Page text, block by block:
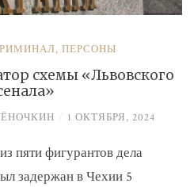
, ПЕРСОНЫ
схемы «Львовского
/ 1 ОКТЯБРЯ, 2024
пяти фигурантов дела
задержан в Чехии 5